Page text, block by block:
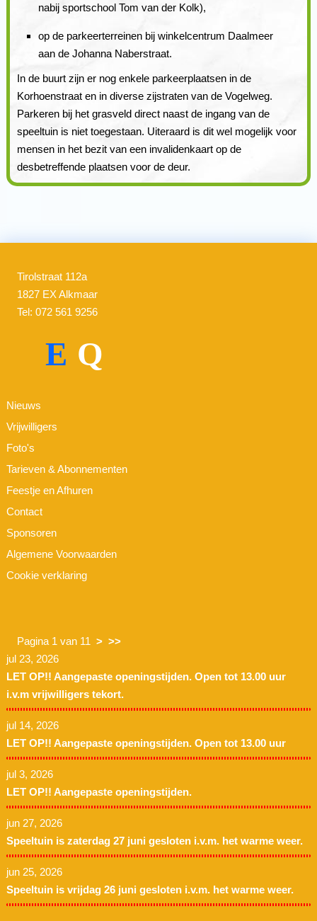
nabij sportschool Tom van der Kolk),
op de parkeerterreinen bij winkelcentrum Daalmeer
aan de Johanna Naberstraat.
In de buurt zijn er nog enkele parkeerplaatsen in de
Korhoenstraat en in diverse zijstraten van de Vogelweg.
Parkeren bij het grasveld direct naast de ingang van de
speeltuin is niet toegestaan. Uiteraard is dit wel mogelijk voor
mensen in het bezit van een invalidenkaart op de
desbetreffende plaatsen voor de deur.
Tirolstraat 112a
1827 EX Alkmaar
Tel: 072 561 9256
E Q
Nieuws
Vrijwilligers
Foto's
Tarieven & Abonnementen
Feestje en Afhuren
Contact
Sponsoren
Algemene Voorwaarden
Cookie verklaring
Pagina 1 van 11 > >>
jul 23, 2026
LET OP!! Aangepaste openingstijden. Open tot 13.00 uur
i.v.m vrijwilligers tekort.
jul 14, 2026
LET OP!! Aangepaste openingstijden. Open tot 13.00 uur
jul 3, 2026
LET OP!! Aangepaste openingstijden.
jun 27, 2026
Speeltuin is zaterdag 27 juni gesloten i.v.m. het warme weer.
jun 25, 2026
Speeltuin is vrijdag 26 juni gesloten i.v.m. het warme weer.